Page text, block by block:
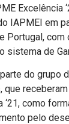
Excelência
IAPMEI em
Portugal, com
sistema de
do grupo
que
‘21, como
pelo